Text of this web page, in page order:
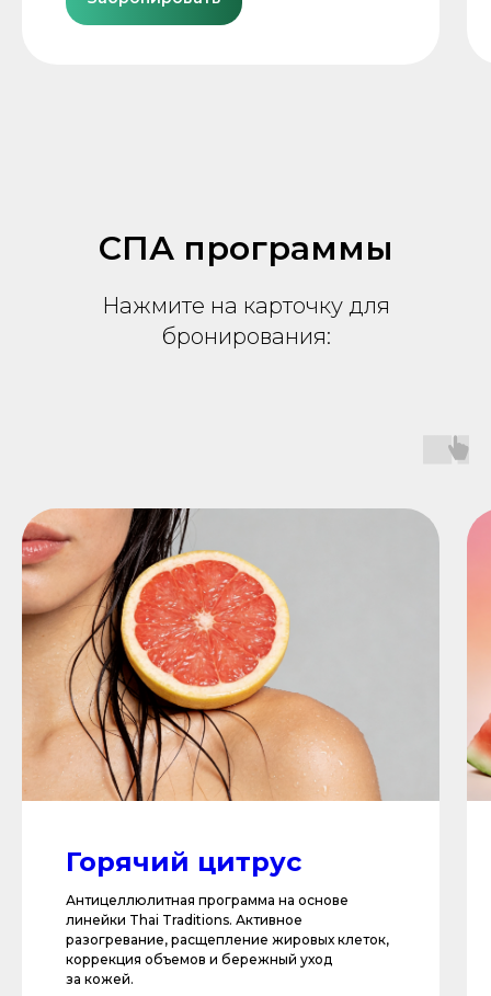
СПА программы
Нажмите на карточку для
бронирования:
Горячий цитрус
Антицеллюлитная программа на основе
линейки Thai Traditions. Активное
разогревание, расщепление жировых клеток,
коррекция объемов и бережный уход
за кожей.